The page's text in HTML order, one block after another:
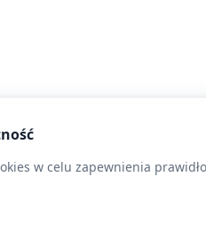
w celu zapewnienia